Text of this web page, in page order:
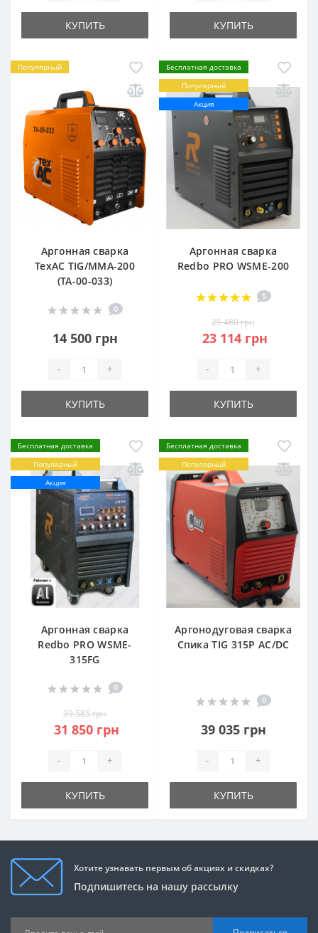
КУПИТЬ КУПИТЬ
Популярный
Аргонная сварка
TexAC TIG/MMA-200
(ТА-00-033)
0
14 500 грн
- +
КУПИТЬ
Бесплатная доставка
Популярный
Акция
Аргонная сварка
Redbo PRO WSME-200
5
25 480 грн
23 114 грн
- +
КУПИТЬ
Бесплатная доставка
Популярный
Акция
Аргонная сварка
Redbo PRO WSME-
315FG
0
39 585 грн
31 850 грн
- +
КУПИТЬ
Бесплатная доставка
Популярный
Аргонодуговая сварка
Спика TIG 315P AC/DC
0
39 035 грн
- +
КУПИТЬ
Хотите узнавать первым об акциях и скидках?
Подпишитесь на нашу рассылку